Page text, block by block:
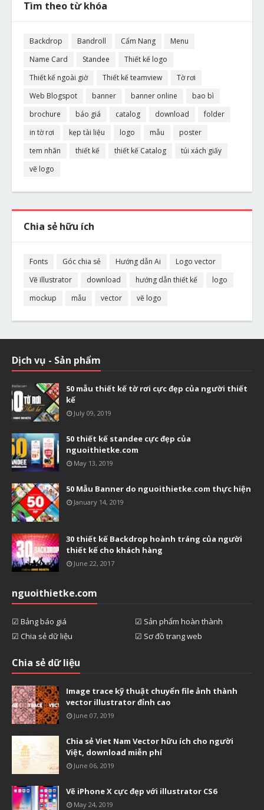
Tìm theo từ khóa
Backdrop Bandroll Cẩm Nang
Menu
Name Card
Standee
Thiết kế logo
Thiết kế ngoài giờ
Thiết kế teamview
Tờ rơi
Web Blogspot
banner banner online
bao bì
brochure
báo giá catalog download
folder
in tờ rơi
kẹp tài liệu logo mẫu
poster
tem nhãn
thiết kế thiết kế Catalog
túi xách giấy
vẽ logo
Chia sẻ hữu ích
Fonts Góc chia sẻ Hướng dẫn Ai
Logo vector
Vẽ illustrator
download hướng dẫn thiết kế
logo
mockup
mẫu vector vẽ logo
Dịch vụ - Sản phẩm
50 mẫu thiết kế tờ rơi cực đẹp của người thiết
kế
July 09, 2019
50 thiết kế standee cực đẹp của
nguoithietke.com
May 13, 2019
50 Mẫu Banner do nguoithietke.com thực hiện
January 14, 2019
30 thiết kế Backdrop hoành tráng của người
thiết kế cho khách hàng
June 22, 2017
nguoithietke.com
☑ Bảng báo giá
☑ Sản phẩm hoàn thành
☑ Chia sẻ dữ liệu
☑ Sơ đồ trang web
Chia sẻ dữ liệu
Image trace kỹ thuật chuyển file ảnh thành
vector illustrator đỉnh cao
June 07, 2019
Chia sẻ Viet Nam Vector hữu ích cho người
Việt, download miễn phí
June 06, 2019
Vẽ iPhone X cực đẹp với illustrator CS6
May 24, 2019